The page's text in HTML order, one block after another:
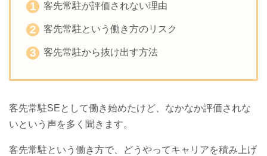
客先常駐が評価されない理由
客先常駐という働き方のリスク
客先常駐から抜け出す方法
客先常駐SEとして働き始めたけど、なかなか評価されな
いという声を多く聞きます。
客先常駐という働き方で、どうやってキャリアを積み上げ